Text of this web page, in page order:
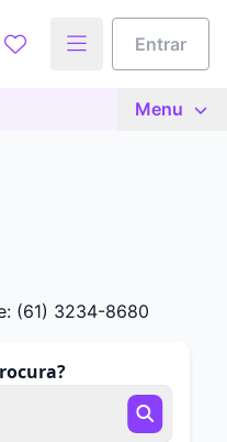
Entrar
Menu
(61) 3234-8680